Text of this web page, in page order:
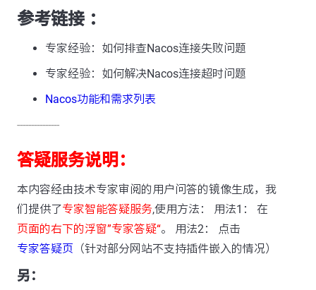
参考链接 ：
专家经验：如何排查Nacos连接失败问题
专家经验：如何解决Nacos连接超时问题
Nacos功能和需求列表
---------------
答疑服务说明：
本内容经由技术专家审阅的用户问答的镜像生成，我
们提供了专家智能答疑服务,使用方法： 用法1： 在
页面的右下的浮窗”专家答疑“。 用法2： 点击
专家答疑页 （针对部分网站不支持插件嵌入的情况）
另：